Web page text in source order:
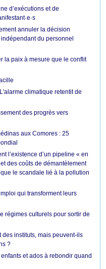
d’exécutions et de
annuler la décision
du personnel
la paix à mesure que le conflit
climatique retentit de
des progrès vers
aux Comores : 25
l’existence d’un pipeline « en
des coûts de démantèlement
le scandale lié à la pollution
qui transforment leurs
régimes culturels pour sortir de
instituts, mais peuvent-ils
?
et ados à rebondir quand